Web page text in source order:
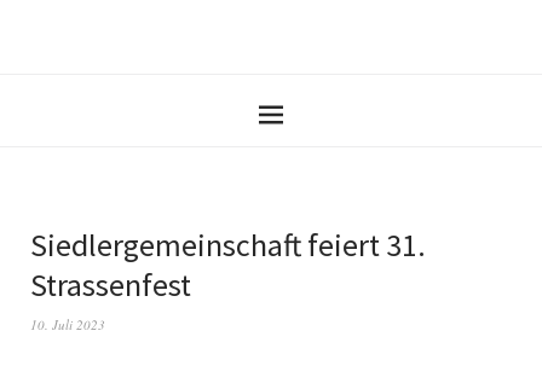
Siedlergemeinschaft feiert 31.
Strassenfest
10. Juli 2023